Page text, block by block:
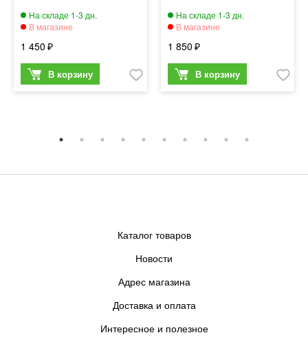
1 450 1 850
Каталог товаров
Новости
Адрес магазина
Доставка и оплата
Интересное и полезное